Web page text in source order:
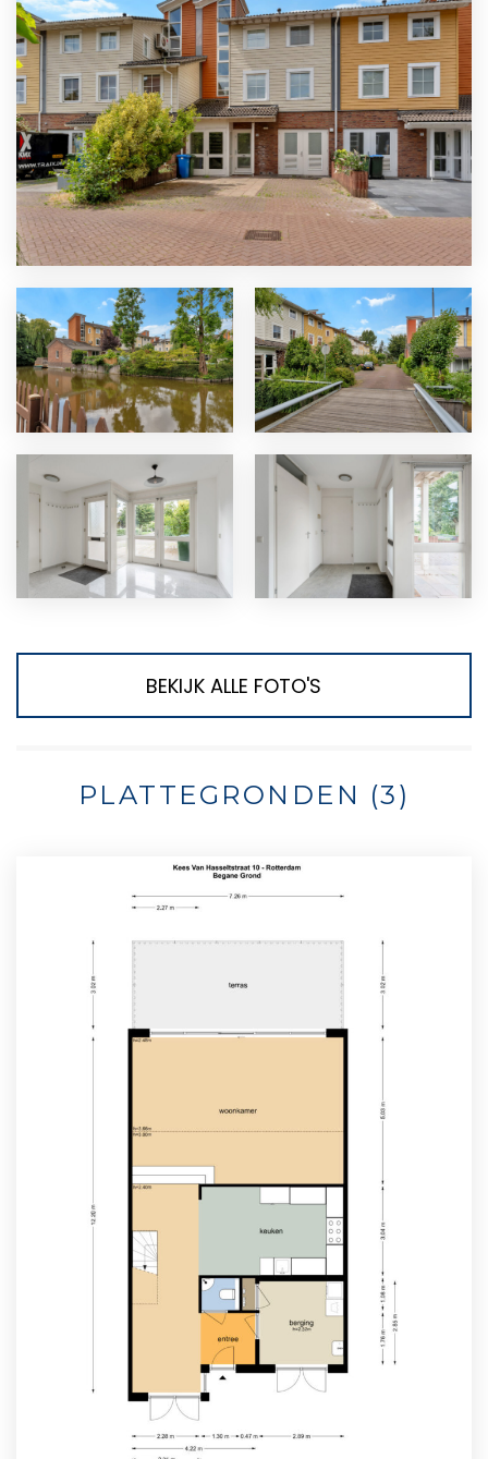
BEKIJK ALLE FOTO'S
PLATTEGRONDEN (3)